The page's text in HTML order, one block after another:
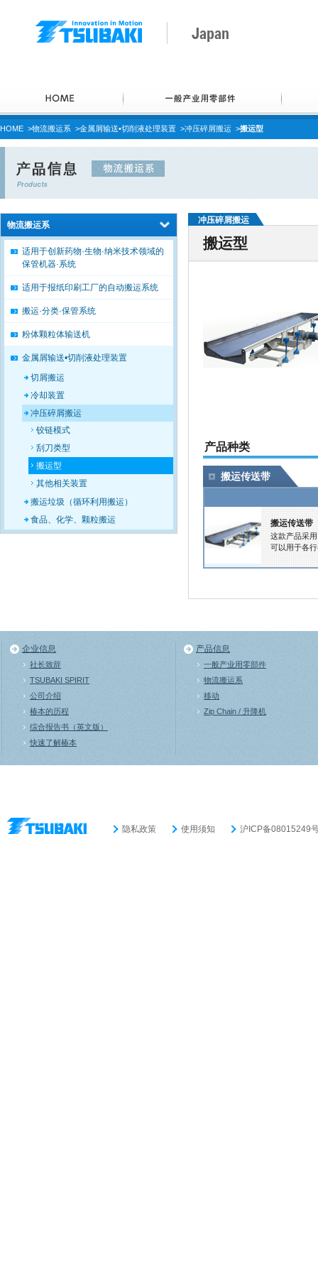
Japan
HOME >物流搬运系 >金属屑输送•切削液处理装置 >冲压碎屑搬运 >搬运型
冲压碎屑搬运
搬运型
产品种类
搬运传送带
搬运传送带
这款产品采
可以用于各
物流搬运系
适用于创新药物·生物·纳米技术领域的
保管机器·系统
适用于报纸印刷工厂的自动搬运系统
搬运·分类·保管系统
粉体颗粒体输送机
金属屑输送•切削液处理装置
切屑搬运
冷却装置
冲压碎屑搬运
铰链模式
刮刀类型
搬运型
其他相关装置
搬运垃圾（循环利用搬运）
食品、化学、颗粒搬运
企业信息
社长致辞
TSUBAKI SPIRIT
公司介绍
椿本的历程
综合报告书（英文版）
快速了解椿本
产品信息
一般产业用零部件
物流搬运系
移动
Zip Chain / 升降机
隐私政策 使用须知 沪ICP备08015249